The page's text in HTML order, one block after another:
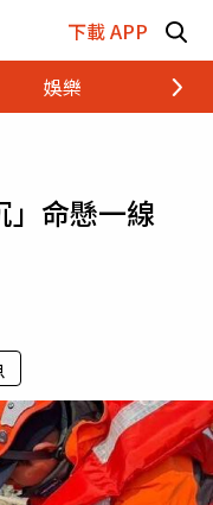
下載 APP
娛樂 財經
」命懸一線